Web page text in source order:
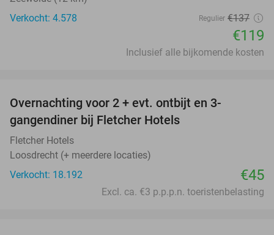
Verkocht: 4.578
Regulier €137
€119
Inclusief alle bijkomende kosten
Overnachting voor 2 + evt. ontbijt en 3-
gangendiner bij Fletcher Hotels
Fletcher Hotels
Loosdrecht (+ meerdere locaties)
Verkocht: 18.192
€45
Excl. ca. €3 p.p.p.n. toeristenbelasting